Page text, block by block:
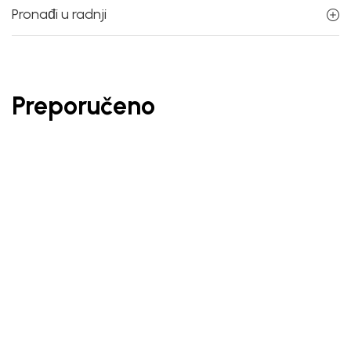
Pronađi u radnji
Preporučeno